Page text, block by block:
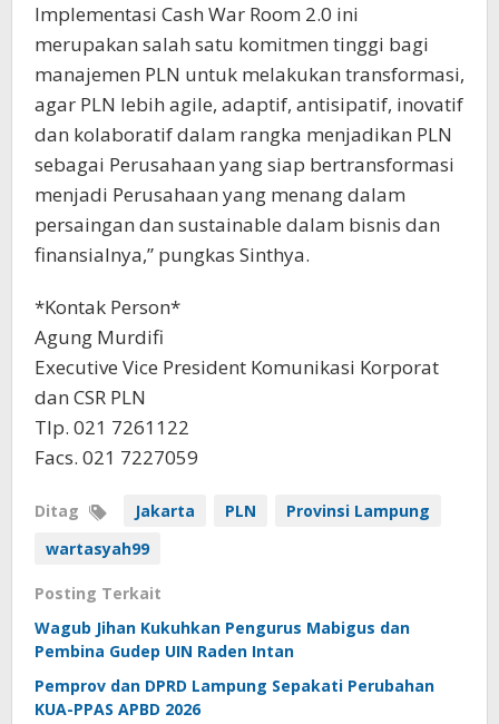
Implementasi Cash War Room 2.0 ini
merupakan salah satu komitmen tinggi bagi
manajemen PLN untuk melakukan transformasi,
agar PLN lebih agile, adaptif, antisipatif, inovatif
dan kolaboratif dalam rangka menjadikan PLN
sebagai Perusahaan yang siap bertransformasi
menjadi Perusahaan yang menang dalam
persaingan dan sustainable dalam bisnis dan
finansialnya,” pungkas Sinthya.
*Kontak Person*
Agung Murdifi
Executive Vice President Komunikasi Korporat
dan CSR PLN
Tlp. 021 7261122
Facs. 021 7227059
Ditag Jakarta PLN
Provinsi Lampung
wartasyah99
Posting Terkait
Wagub Jihan Kukuhkan Pengurus Mabigus dan
Pembina Gudep UIN Raden Intan
Pemprov dan DPRD Lampung Sepakati Perubahan
KUA-PPAS APBD 2026